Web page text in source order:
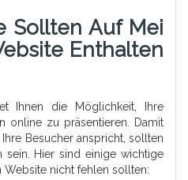
Sollten Auf Mei
Enthalten
Ihnen die Möglichkeit, Ihre
online zu präsentieren. Damit
Besucher anspricht, sollten
sein. Hier sind einige wichtige
Website nicht fehlen sollten: